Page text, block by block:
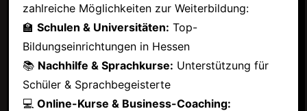
zahlreiche Möglichkeiten zur Weiterbildung:
🏫 Schulen & Universitäten: Top-
Bildungseinrichtungen in Hessen
📚 Nachhilfe & Sprachkurse: Unterstützung für
Schüler & Sprachbegeisterte
💻 Online-Kurse & Business-Coaching: